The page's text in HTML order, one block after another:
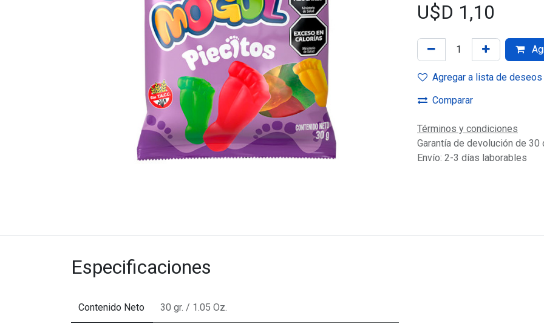
U$D 1,10
Agregar a lista de deseos
Comparar
Términos y condiciones
Garantía de devolución de 30
Envío: 2-3 días laborables
Especificaciones
Contenido Neto 30 gr. / 1.05 Oz.